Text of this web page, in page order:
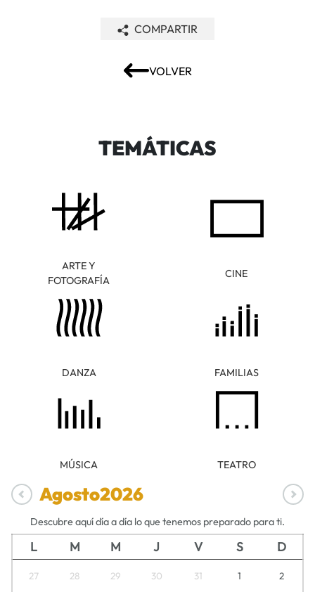
VOLVER
COMPARTIR
TEMÁTICAS
ARTE Y
FOTOGRAFÍA
CINE
DANZA FAMILIAS
MÚSICA TEATRO
Agosto2026
Descubre aquí día a día lo que tenemos preparado para ti.
L M M J V S D
27 28 29 30 31 1 2